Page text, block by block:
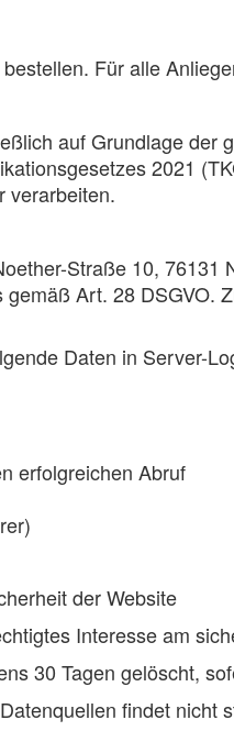
Für alle
auf Grundlage
2021
verarbeiten.
Straße 10,
Art. 28
Daten in Server-
erfolgreichen Abruf
der Website
Interesse am
30 Tagen gelöscht,
findet nicht